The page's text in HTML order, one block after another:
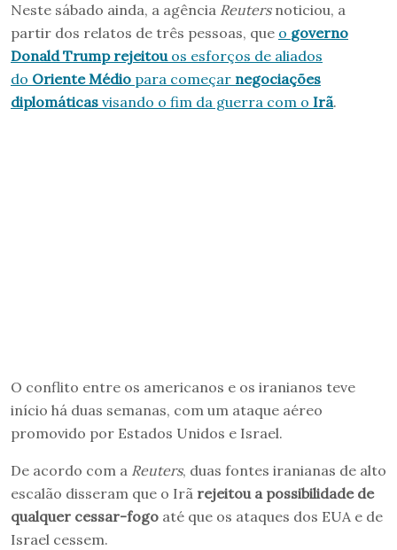
Neste sábado ainda, a agência Reutersnoticiou, a
partir dos relatos de três pessoas, que o governo
Donald Trump rejeitouos esforços de aliados
do Oriente Médio para começar negociações
diplomáticas visando o fim da guerra com o Irã.
O conflito entre os americanos e os iranianos teve
início há duas semanas, com um ataque aéreo
promovido por Estados Unidos e Israel.
De acordo com a Reuters, duas fontes iranianas de alto
escalão disseram que o Irã rejeitou a possibilidade de
qualquer cessar-fogo até que os ataques dos EUA e de
Israel cessem.